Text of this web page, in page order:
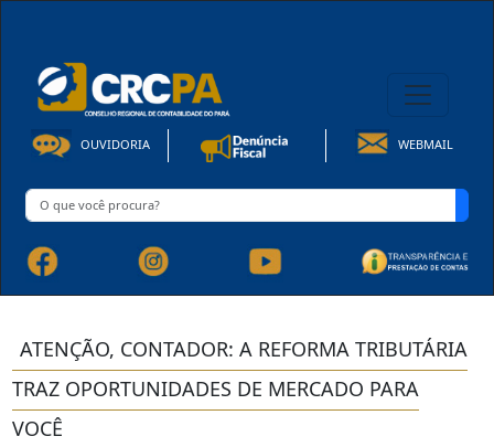
OUVIDORIA WEBMAIL
ATENÇÃO, CONTADOR: A REFORMA TRIBUTÁRIA
TRAZ OPORTUNIDADES DE MERCADO PARA
VOCÊ